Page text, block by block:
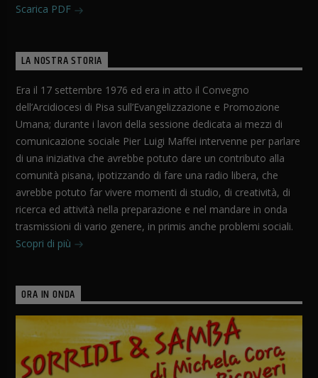
Scarica PDF
LA NOSTRA STORIA
Era il 17 settembre 1976 ed era in atto il Convegno
dell’Arcidiocesi di Pisa sull’Evangelizzazione e Promozione
Umana; durante i lavori della sessione dedicata ai mezzi di
comunicazione sociale Pier Luigi Maffei intervenne per parlare
di una iniziativa che avrebbe potuto dare un contributo alla
comunità pisana, ipotizzando di fare una radio libera, che
avrebbe potuto far vivere momenti di studio, di creatività, di
ricerca ed attività nella preparazione e nel mandare in onda
trasmissioni di vario genere, in primis anche problemi sociali.
Scopri di più
ORA IN ONDA